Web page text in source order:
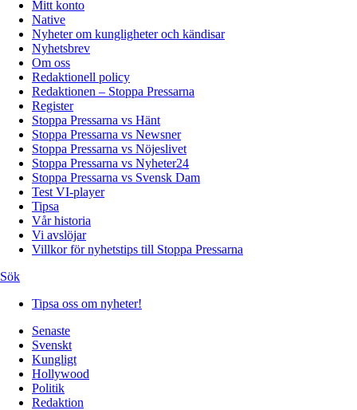
Mitt konto
Native
Nyheter om kungligheter och kändisar
Nyhetsbrev
Om oss
Redaktionell policy
Redaktionen – Stoppa Pressarna
Register
Stoppa Pressarna vs Hänt
Stoppa Pressarna vs Newsner
Stoppa Pressarna vs Nöjeslivet
Stoppa Pressarna vs Nyheter24
Stoppa Pressarna vs Svensk Dam
Test VI-player
Tipsa
Vår historia
Vi avslöjar
Villkor för nyhetstips till Stoppa Pressarna
Sök
Tipsa oss om nyheter!
Senaste
Svenskt
Kungligt
Hollywood
Politik
Redaktion